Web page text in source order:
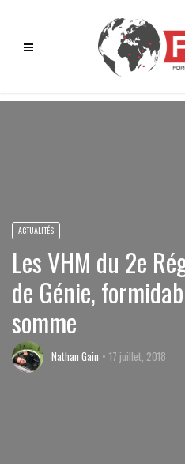
ACTUALITÉS
Les VHM du 2e
de Génie,
somme
Nathan Gain 17 juillet, 2018